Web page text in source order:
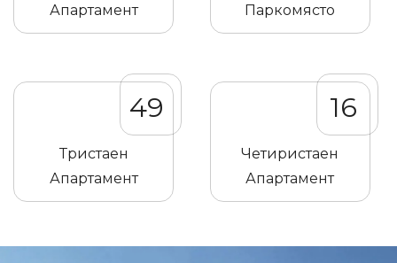
Апартамент
Паркомясто
49
Тристаен
Апартамент
16
Четиристаен
Апартамент